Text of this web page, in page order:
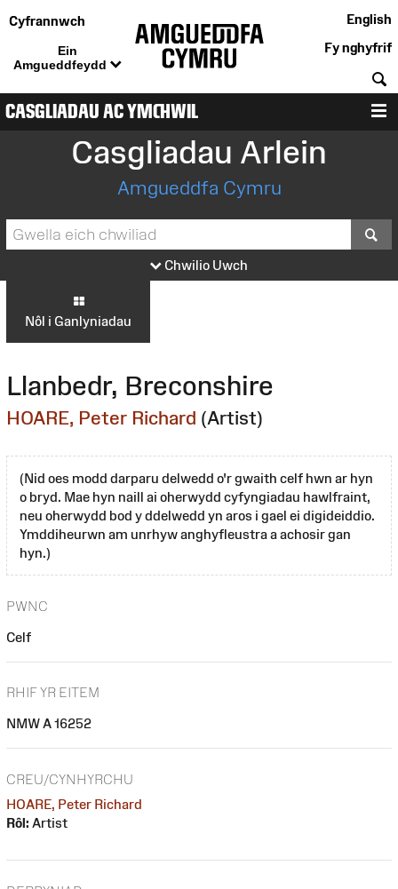
Cyfrannwch
Ein
Amgueddfeydd
English
Fy nghyfrif
CASGLIADAU AC YMCHWIL
Casgliadau Arlein
Amgueddfa Cymru
Chwilio Uwch
Nôl i Ganlyniadau
Llanbedr, Breconshire
HOARE, Peter Richard (Artist)
(Nid oes modd darparu delwedd o'r gwaith celf hwn ar hyn
o bryd. Mae hyn naill ai oherwydd cyfyngiadau hawlfraint,
neu oherwydd bod y ddelwedd yn aros i gael ei digideiddio.
Ymddiheurwn am unrhyw anghyfleustra a achosir gan
hyn.)
PWNC
Celf
RHIF YR EITEM
NMW A 16252
CREU/CYNHYRCHU
HOARE, Peter Richard
Rôl: Artist